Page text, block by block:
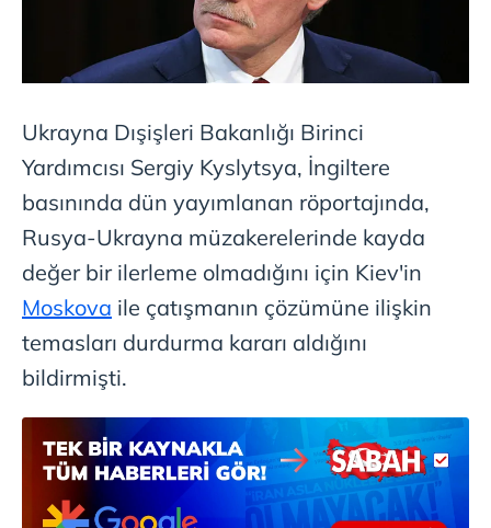
sınırlı olarak açık rızanız dahilinde kullanılacaktır.
Çerezlere ilişkin tercihlerinizi aşağıda yer alan panel
vasıtasıyla belirleyebilirsiniz. Çerezlere ilişkin detaylı bilgi
Metnimiziziyaret edebilirsiniz.
6698 sayılı Kişisel Verilerin Korunması Kanunu uyarınca
hazırlanmış Aydınlatma Metnimizi okumak ve sitemizde
ilgili mevzuata uygun olarak kullanılan çerezlerle ilgili bilgi
almak için lütfentıklayınız.
Ukrayna Dışişleri Bakanlığı Birinci
Yardımcısı Sergiy Kyslytsya, İngiltere
basınında dün yayımlanan röportajında,
Rusya-Ukrayna müzakerelerinde kayda
değer bir ilerleme olmadığını için Kiev'in
Moskova ile çatışmanın çözümüne ilişkin
temasları durdurma kararı aldığını
bildirmişti.